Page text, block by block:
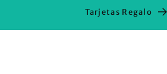
Tarjetas Regalo